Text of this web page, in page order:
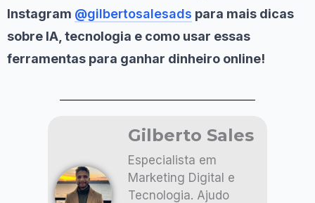
Instagram @gilbertosalesads para mais dicas
sobre IA, tecnologia e como usar essas
ferramentas para ganhar dinheiro online!
Gilberto Sales
Especialista em
Marketing Digital e
Tecnologia. Ajudo